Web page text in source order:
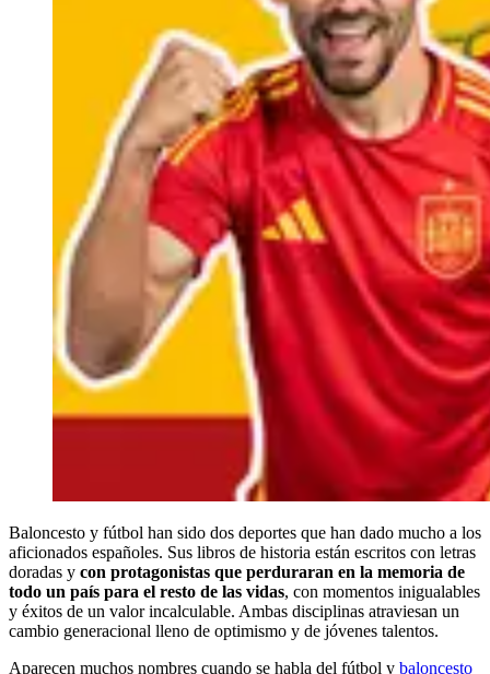
Baloncesto y fútbol han sido dos deportes que han dado mucho a los
aficionados españoles. Sus libros de historia están escritos con letras
doradas y con protagonistas que perduraran en la memoria de
todo un país para el resto de las vidas, con momentos inigualables
y éxitos de un valor incalculable. Ambas disciplinas atraviesan un
cambio generacional lleno de optimismo y de jóvenes talentos.
Aparecen muchos nombres cuando se habla del fútbol y baloncesto